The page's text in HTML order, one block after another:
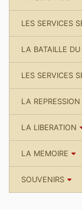
LES SERVICES
LA BATAILLE
LES SERVICES
LA
LA LIBERATION
LA MEMOIRE
SOUVENIRS